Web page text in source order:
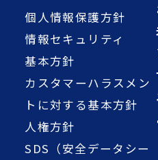
個人情報保護方針
情報セキュリティ
基本方針
カスタマーハラスメン
トに対する基本方針
人権方針
SDS（安全データシー